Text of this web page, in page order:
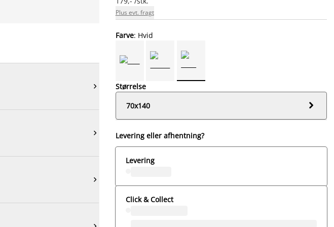



Plus evt. fragt
Farve: Hvid
Størrelse
70x140

Levering eller afhentning?
Levering
Click & Collect